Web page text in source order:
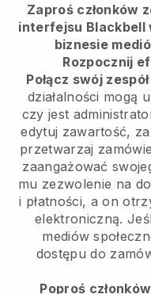
Zaproś członków
interfejsu Blackbell
biznesie
Rozpocznij
Połącz swój zespół
działalności mogą
czy jest
edytuj zawartość,
przetwarzaj
zaangażować
mu zezwolenie na
i płatności, a on
elektroniczną.
mediów
dostępu do
Poproś